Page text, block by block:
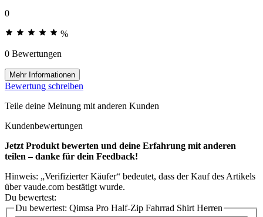
0
%
0 Bewertungen
Mehr Informationen
Bewertung schreiben
Teile deine Meinung mit anderen Kunden
Kundenbewertungen
Jetzt Produkt bewerten und deine Erfahrung mit anderen
teilen – danke für dein Feedback!
Hinweis: „Verifizierter Käufer“ bedeutet, dass der Kauf des Artikels
über vaude.com bestätigt wurde.
Du bewertest:
Du bewertest: Qimsa Pro Half-Zip Fahrrad Shirt Herren